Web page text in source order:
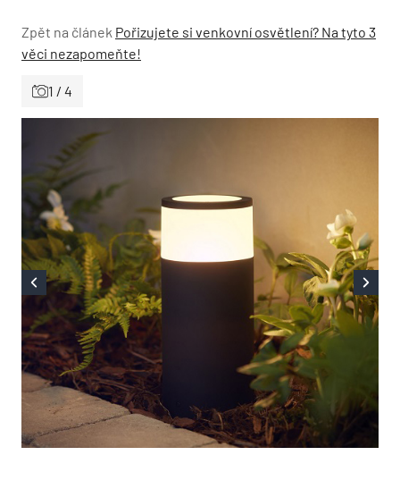
Zpět na článek Pořizujete si venkovní osvětlení? Na tyto 3
věci nezapomeňte!
1 / 4